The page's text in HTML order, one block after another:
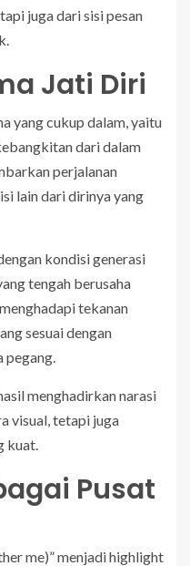
juga dari sisi pesan
Jati Diri
yang cukup dalam, yaitu
dari dalam
perjalanan
lain dari dirinya yang
kondisi generasi
tengah berusaha
tekanan
sesuai dengan
pegang.
menghadirkan narasi
visual, tetapi juga
kuat.
Pusat
me)” menjadi highlight